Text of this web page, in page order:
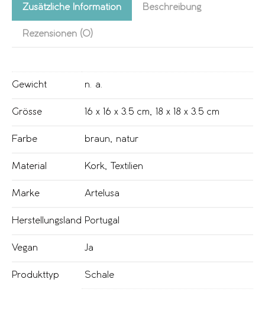
Zusätzliche Information Beschreibung
Rezensionen (0)
Gewicht n. a.
Grösse 16 x 16 x 3.5 cm 18 x 18 x 3.5 cm
Farbe braun natur
Material Kork Textilien
Marke Artelusa
Herstellungsland Portugal
Vegan Ja
Produkttyp Schale